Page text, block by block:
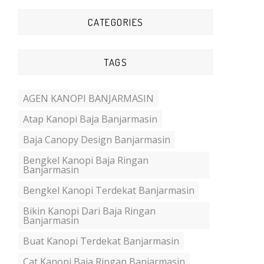
CATEGORIES
TAGS
AGEN KANOPI BANJARMASIN
Atap Kanopi Baja Banjarmasin
Baja Canopy Design Banjarmasin
Bengkel Kanopi Baja Ringan
Banjarmasin
Bengkel Kanopi Terdekat Banjarmasin
Bikin Kanopi Dari Baja Ringan
Banjarmasin
Buat Kanopi Terdekat Banjarmasin